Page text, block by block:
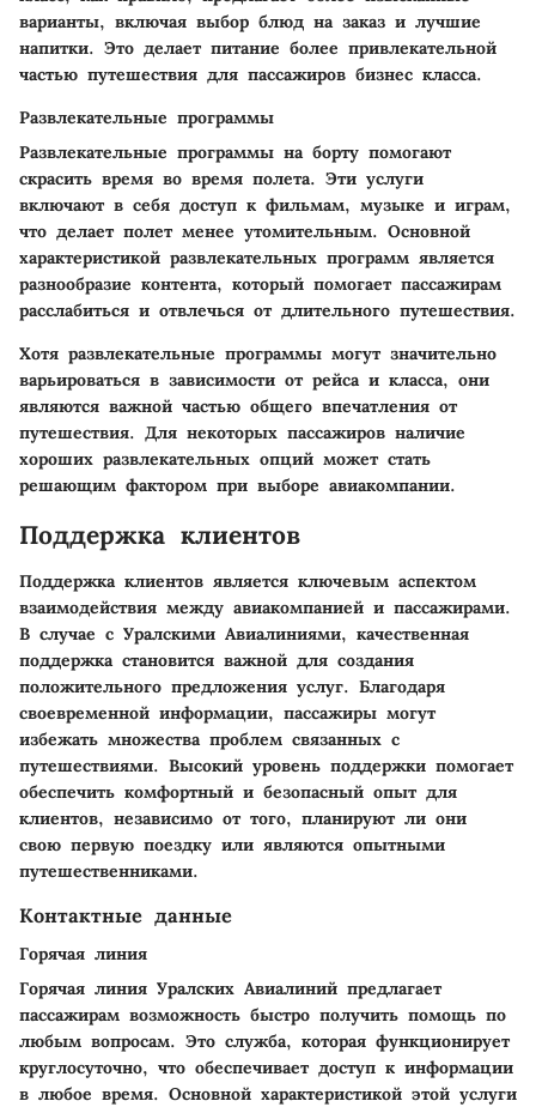
варианты, включая выбор блюд на заказ и лучшие
напитки. Это делает питание более привлекательной
частью путешествия для пассажиров бизнес класса.
Развлекательные программы
Развлекательные программы на борту помогают
скрасить время во время полета. Эти услуги
включают в себя доступ к фильмам, музыке и играм,
что делает полет менее утомительным. Основной
характеристикой развлекательных программ является
разнообразие контента, который помогает пассажирам
расслабиться и отвлечься от длительного путешествия.
Хотя развлекательные программы могут значительно
варьироваться в зависимости от рейса и класса, они
являются важной частью общего впечатления от
путешествия. Для некоторых пассажиров наличие
хороших развлекательных опций может стать
решающим фактором при выборе авиакомпании.
Поддержка клиентов
Поддержка клиентов является ключевым аспектом
взаимодействия между авиакомпанией и пассажирами.
В случае с Уралскими Авиалиниями, качественная
поддержка становится важной для создания
положительного предложения услуг. Благодаря
своевременной информации, пассажиры могут
избежать множества проблем связанных с
путешествиями. Высокий уровень поддержки помогает
обеспечить комфортный и безопасный опыт для
клиентов, независимо от того, планируют ли они
свою первую поездку или являются опытными
путешественниками.
Контактные данные
Горячая линия
Горячая линия Уралских Авиалиний предлагает
пассажирам возможность быстро получить помощь по
любым вопросам. Это служба, которая функционирует
круглосуточно, что обеспечивает доступ к информации
в любое время. Основной характеристикой этой услуги